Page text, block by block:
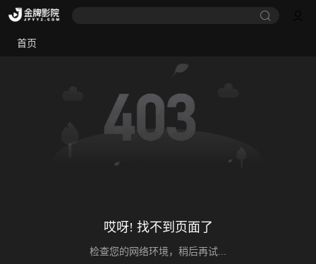
首页
哎呀! 找不到页面了
检查您的网络环境，稍后再试...